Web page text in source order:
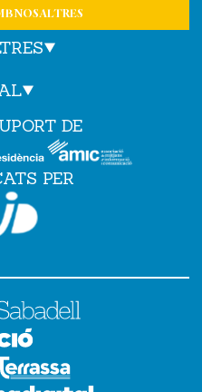
NOSALTRES
DE
PER